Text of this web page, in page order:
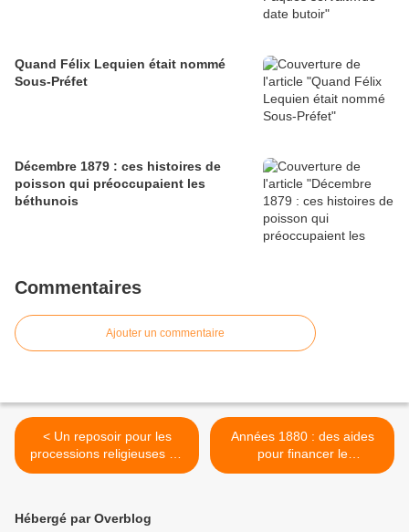
Quand Félix Lequien était nommé
Sous-Préfet
Décembre 1879 : ces histoires de
poisson qui préoccupaient les
béthunois
Commentaires
Ajouter un commentaire
< Un reposoir pour les
processions religieuses de
la pentecôte
Années 1880 : des aides
pour financer le
baccalauréat >
Hébergé par Overblog